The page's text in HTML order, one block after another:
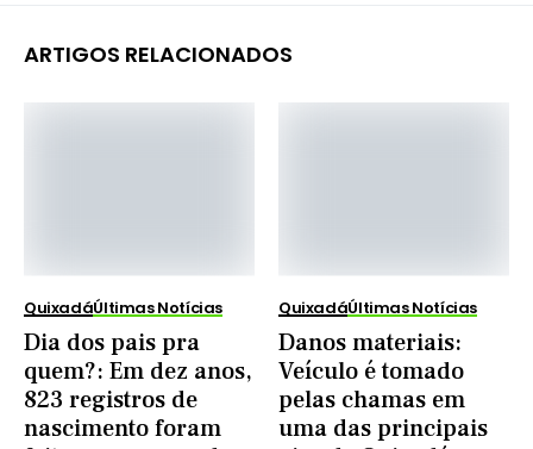
ARTIGOS RELACIONADOS
QuixadáÚltimas Notícias
Dia dos pais pra
quem?: Em dez anos,
823 registros de
nascimento foram
QuixadáÚltimas Notícias
Danos materiais:
Veículo é tomado
pelas chamas em
uma das principais